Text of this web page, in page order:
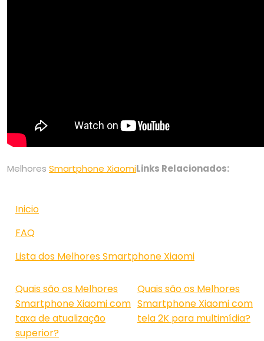
Melhores Smartphone XiaomiLinks Relacionados:
Inicio
FAQ
Lista dos Melhores Smartphone Xiaomi
Quais são os Melhores
Smartphone Xiaomi com
taxa de atualização
superior?
Quais são os Melhores
Smartphone Xiaomi com
tela 2K para multimídia?